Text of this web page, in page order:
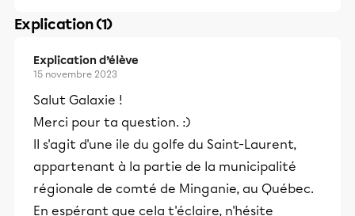
Explication (1)
Explication d’élève
15 novembre 2023
Salut Galaxie !
Merci pour ta question. :)
Il s'agit d'une ile du golfe du Saint-Laurent,
appartenant à la partie de la municipalité
régionale de comté de Minganie, au Québec.
En espérant que cela t'éclaire, n'hésite